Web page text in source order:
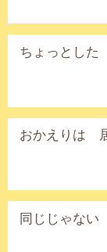
ちょっとし
おかえりは
同じじゃな